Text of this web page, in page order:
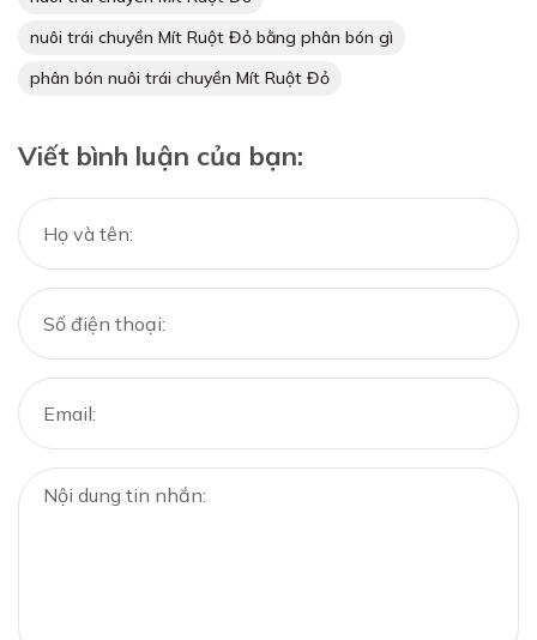
nuôi trái chuyền Mít Ruột Đỏ bằng phân bón gì
phân bón nuôi trái chuyền Mít Ruột Đỏ
Viết bình luận của bạn: